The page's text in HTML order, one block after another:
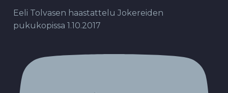
Eeli Tolvasen haastattelu Jokereiden
pukukopissa 1.10.2017